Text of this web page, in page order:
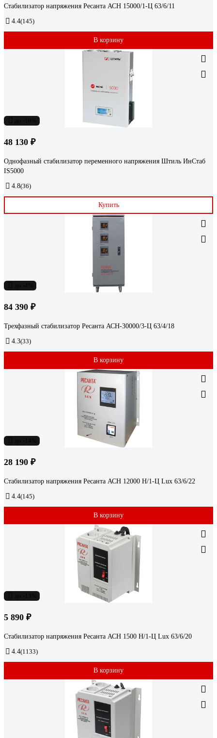
Стабилизатор напряжения Ресанта АСН 15000/1-Ц 63/6/11
4.4(145)
В корзину
48 130 ₽
Однофазный стабилизатор переменного напряжения Штиль ИнСтаб
IS5000
4.8(36)
Купить
84 390 ₽
Трехфазный стабилизатор Ресанта АСН-30000/3-Ц 63/4/18
4.3(33)
В корзину
28 190 ₽
Стабилизатор напряжения Ресанта АСН 12000 Н/1-Ц Lux 63/6/22
4.4(145)
В корзину
5 890 ₽
Стабилизатор напряжения Ресанта АСН 1500 Н/1-Ц Lux 63/6/20
4.4(1133)
В корзину